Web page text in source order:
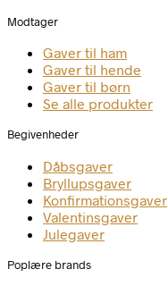
Modtager
Gaver til ham
Gaver til hende
Gaver til børn
Se alle produkter
Begivenheder
Dåbsgaver
Bryllupsgaver
Konfirmationsgaver
Valentinsgaver
Julegaver
Poplære brands